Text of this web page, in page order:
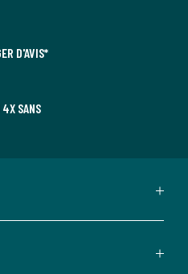
D'AVIS*
SANS